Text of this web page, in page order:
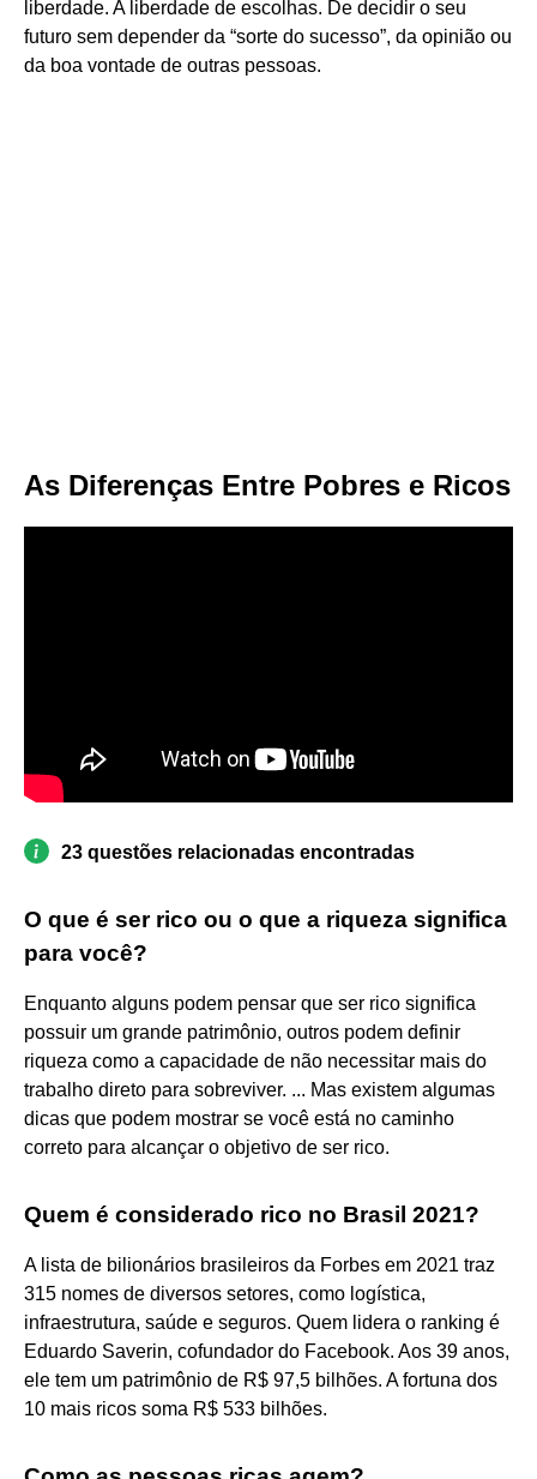
liberdade. A liberdade de escolhas. De decidir o seu
futuro sem depender da “sorte do sucesso”, da opinião ou
da boa vontade de outras pessoas.
As Diferenças Entre Pobres e Ricos
23 questões relacionadas encontradas
O que é ser rico ou o que a riqueza significa
para você?
Enquanto alguns podem pensar que ser rico significa
possuir um grande patrimônio, outros podem definir
riqueza como a capacidade de não necessitar mais do
trabalho direto para sobreviver. ... Mas existem algumas
dicas que podem mostrar se você está no caminho
correto para alcançar o objetivo de ser rico.
Quem é considerado rico no Brasil 2021?
A lista de bilionários brasileiros da Forbes em 2021 traz
315 nomes de diversos setores, como logística,
infraestrutura, saúde e seguros. Quem lidera o ranking é
Eduardo Saverin, cofundador do Facebook. Aos 39 anos,
ele tem um patrimônio de R$ 97,5 bilhões. A fortuna dos
10 mais ricos soma R$ 533 bilhões.